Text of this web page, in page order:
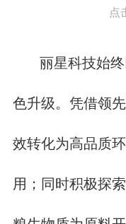
点
丽星科技始
色升级。凭借领
效转化为高品质
用；同时积极探